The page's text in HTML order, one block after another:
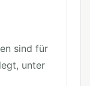
sind für
unter